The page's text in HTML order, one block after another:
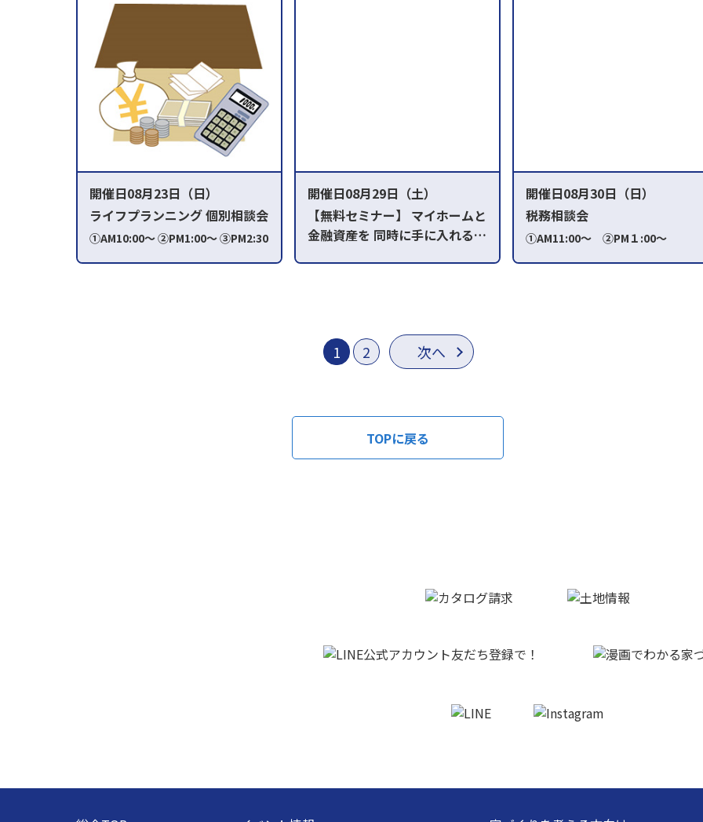
開催日08月23日（日）
ライフプランニング 個別相談会
①AM10:00～ ②PM1:00～ ③PM2:30
開催日08月29日（土）
【無料セミナー】 マイホームと
金融資産を 同時に手に入れる方
開催日08月30日（日）
税務相談会
①AM11:00～ ②PM１:00～
1 2 次へ
TOPに戻る